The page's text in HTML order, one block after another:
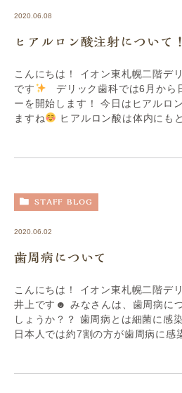
2020.06.08
ヒアルロン酸注射について！
こんにちは！ イオン東札幌二階デ
です
デリック歯科では6月から
ーを開始します！ 今日はヒアルロ
ますね
ヒアルロン酸は体内にも
STAFF BLOG
2020.06.02
歯周病について
こんにちは！ イオン東札幌二階デ
井上です☻ みなさんは、歯周病に
しょうか？？ 歯周病とは細菌に感
日本人では約7割の方が歯周病に